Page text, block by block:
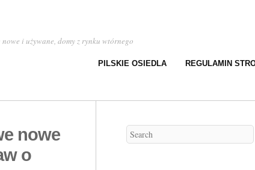
nowe i używane, domy z rynku wtórnego
PILSKIE OSIEDLA REGULAMIN
nowe
o